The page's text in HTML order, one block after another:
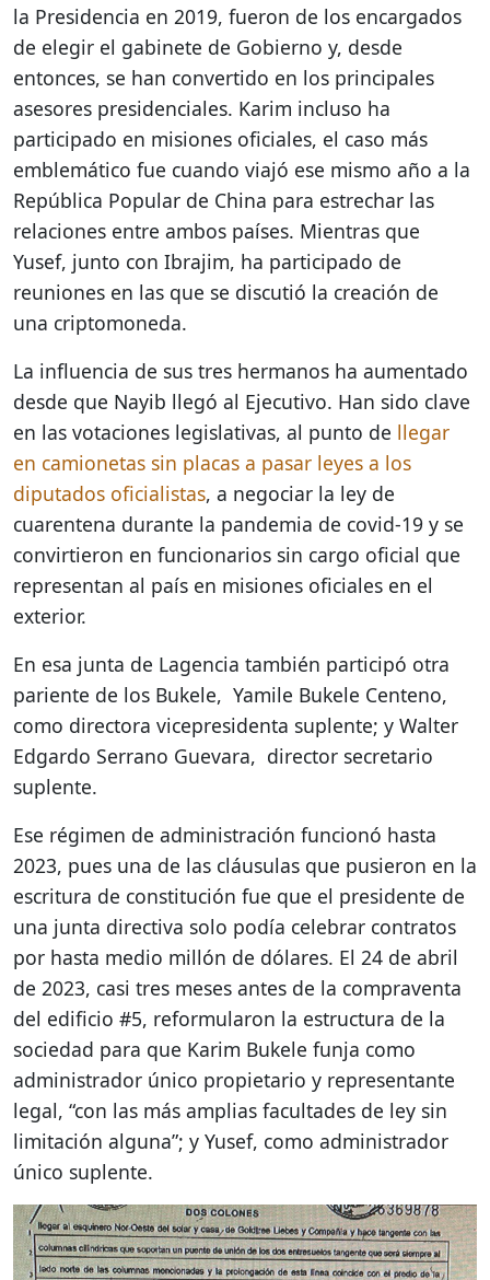
la Presidencia en 2019, fueron de los encargados
de elegir el gabinete de Gobierno y, desde
entonces, se han convertido en los principales
asesores presidenciales. Karim incluso ha
participado en misiones oficiales, el caso más
emblemático fue cuando viajó ese mismo año a la
República Popular de China para estrechar las
relaciones entre ambos países. Mientras que
Yusef, junto con Ibrajim, ha participado de
reuniones en las que se discutió la creación de
una criptomoneda.
La influencia de sus tres hermanos ha aumentado
desde que Nayib llegó al Ejecutivo. Han sido clave
en las votaciones legislativas, al punto de llegar
en camionetas sin placas a pasar leyes a los
diputados oficialistas, a negociar la ley de
cuarentena durante la pandemia de covid-19 y se
convirtieron en funcionarios sin cargo oficial que
representan al país en misiones oficiales en el
exterior.
En esa junta de Lagencia también participó otra
pariente de los Bukele, Yamile Bukele Centeno,
como directora vicepresidenta suplente; y Walter
Edgardo Serrano Guevara, director secretario
suplente.
Ese régimen de administración funcionó hasta
2023, pues una de las cláusulas que pusieron en la
escritura de constitución fue que el presidente de
una junta directiva solo podía celebrar contratos
por hasta medio millón de dólares. El 24 de abril
de 2023, casi tres meses antes de la compraventa
del edificio #5, reformularon la estructura de la
sociedad para que Karim Bukele funja como
administrador único propietario y representante
legal, “con las más amplias facultades de ley sin
limitación alguna”; y Yusef, como administrador
único suplente.